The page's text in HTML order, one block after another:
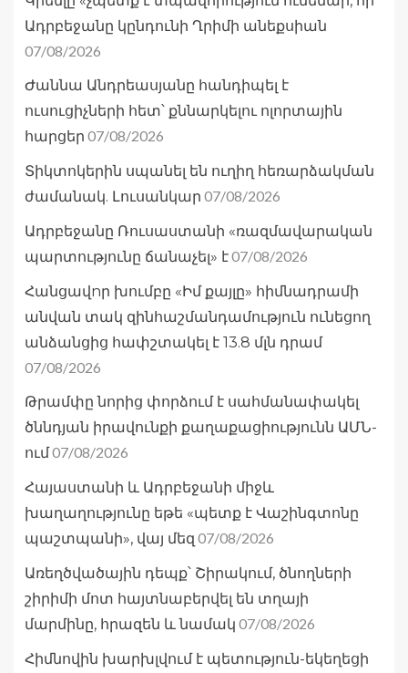
Ադրբեջանը կընդունի Ղրիմի անեքսիան
07/08/2026
Ժաննա Անդրեասյանը հանդիպել է
ուսուցիչների հետ՝ քննարկելու ոլորտային
հարցեր 07/08/2026
Տիկտոկերին սպանել են ուղիղ հեռարձակման
ժամանակ. Լուսանկար 07/08/2026
Ադրբեջանը Ռուսաստանի «ռազմավարական
պարտությունը ճանաչել» է07/08/2026
Հանցավnր խումբը «Իմ քայլը» հիմնադրամի
անվան տակ զինհաշմանդամություն ունեցող
անձանցից հափշտակել է 13.8 մլն դրամ
07/08/2026
Թրամփը նորից փորձում է սահմանափակել
ծննդյան իրավունքի քաղաքացիությունն ԱՄՆ-
ում07/08/2026
Հայաստանի և Ադրբեջանի միջև
խաղաղությունը եթե «պետք է Վաշինգտոնը
պաշտպանի», վայ մեզ 07/08/2026
Առեղծվածային դեպք՝ Շիրակում, ծնողների
շիրիմի մոտ հայտնաբերվել են տղայի
մարմինը, հրազեն և նամակ 07/08/2026
Հիմնովին խարխլվում է պետություն-եկեղեցի